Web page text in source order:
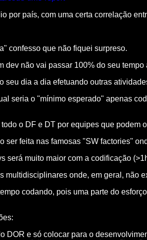
por país, com uma certa correlação
confesso que não fiquei surpreso.
dev não vai passar 100% do seu tempo
seu dia a dia efetuando outras
seria o "mínimo esperado" apenas
o DF e DT por equipes que
ser feita nas famosas "SW factories"
será muito maior com a codificação
multidisciplinares onde, em geral, não
codando, pois uma parte do
DOR e só colocar para o